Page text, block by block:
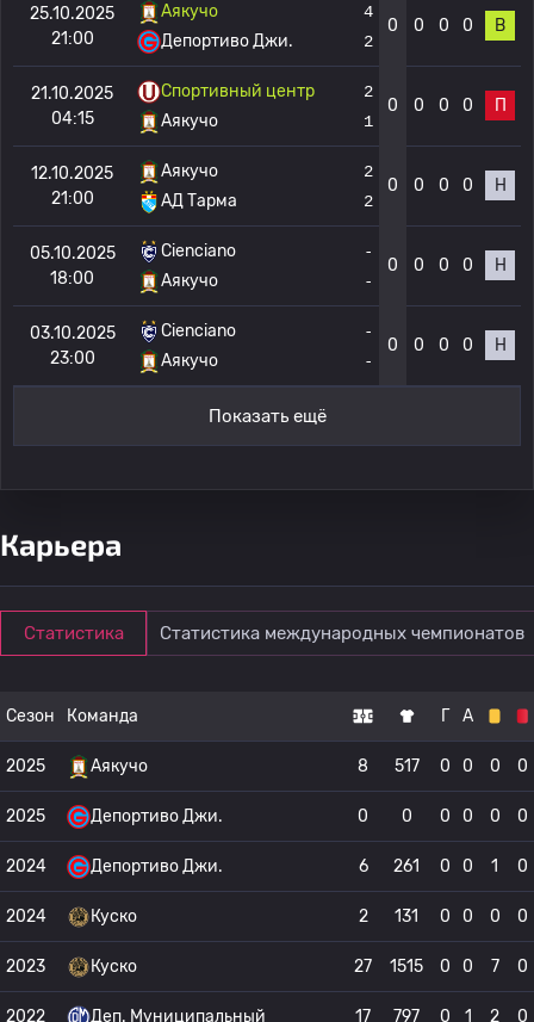
25.10.2025
21:00
Аякучо
Депортиво Джи.
4
2
0 0 0 0 В
21.10.2025
04:15
Спортивный центр
Аякучо
2
1
0 0 0 0 П
12.10.2025
21:00
Аякучо
АД Тарма
2
2
0 0 0 0 Н
05.10.2025
18:00
Cienciano
Аякучо
-
-
0 0 0 0 Н
03.10.2025
23:00
Cienciano
Аякучо
-
-
0 0 0 0 Н
Показать ещё
Карьера
Статистика Статистика международных чемпионатов
Сезон Команда Г А
2025 Аякучо 8 517 0 0 0 0
2025 Депортиво Джи. 0 0 0 0 0 0
2024 Депортиво Джи. 6 261 0 0 1 0
2024 Куско 2 131 0 0 0 0
2023 Куско 27 1515 0 0 7 0
2022 Деп. Муниципальный 17 797 0 1 2 0